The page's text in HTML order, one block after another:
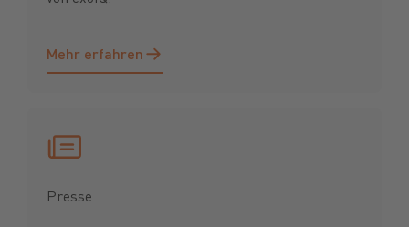
Mehr erfahren
Mehr erfahren
Presse